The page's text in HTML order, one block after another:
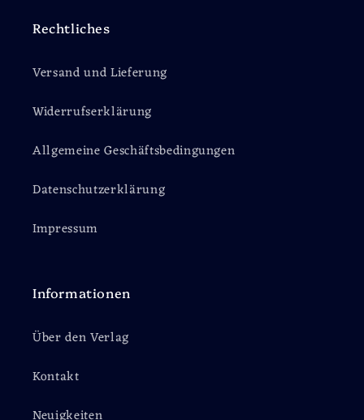
Rechtliches
Versand und Lieferung
Widerrufserklärung
Allgemeine Geschäftsbedingungen
Datenschutzerklärung
Impressum
Informationen
Über den Verlag
Kontakt